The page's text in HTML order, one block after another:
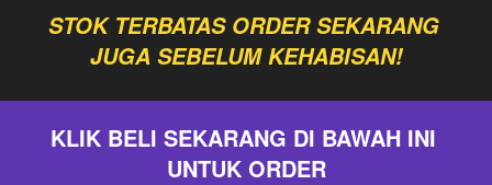
STOK TERBATAS ORDER SEKARANG
JUGA SEBELUM KEHABISAN!
KLIK BELI SEKARANG DI BAWAH INI
UNTUK ORDER